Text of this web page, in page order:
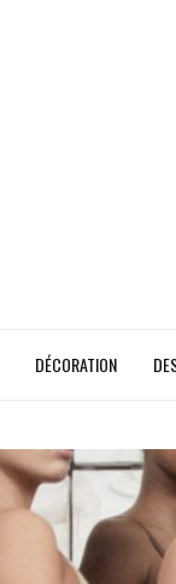
DÉCORATION